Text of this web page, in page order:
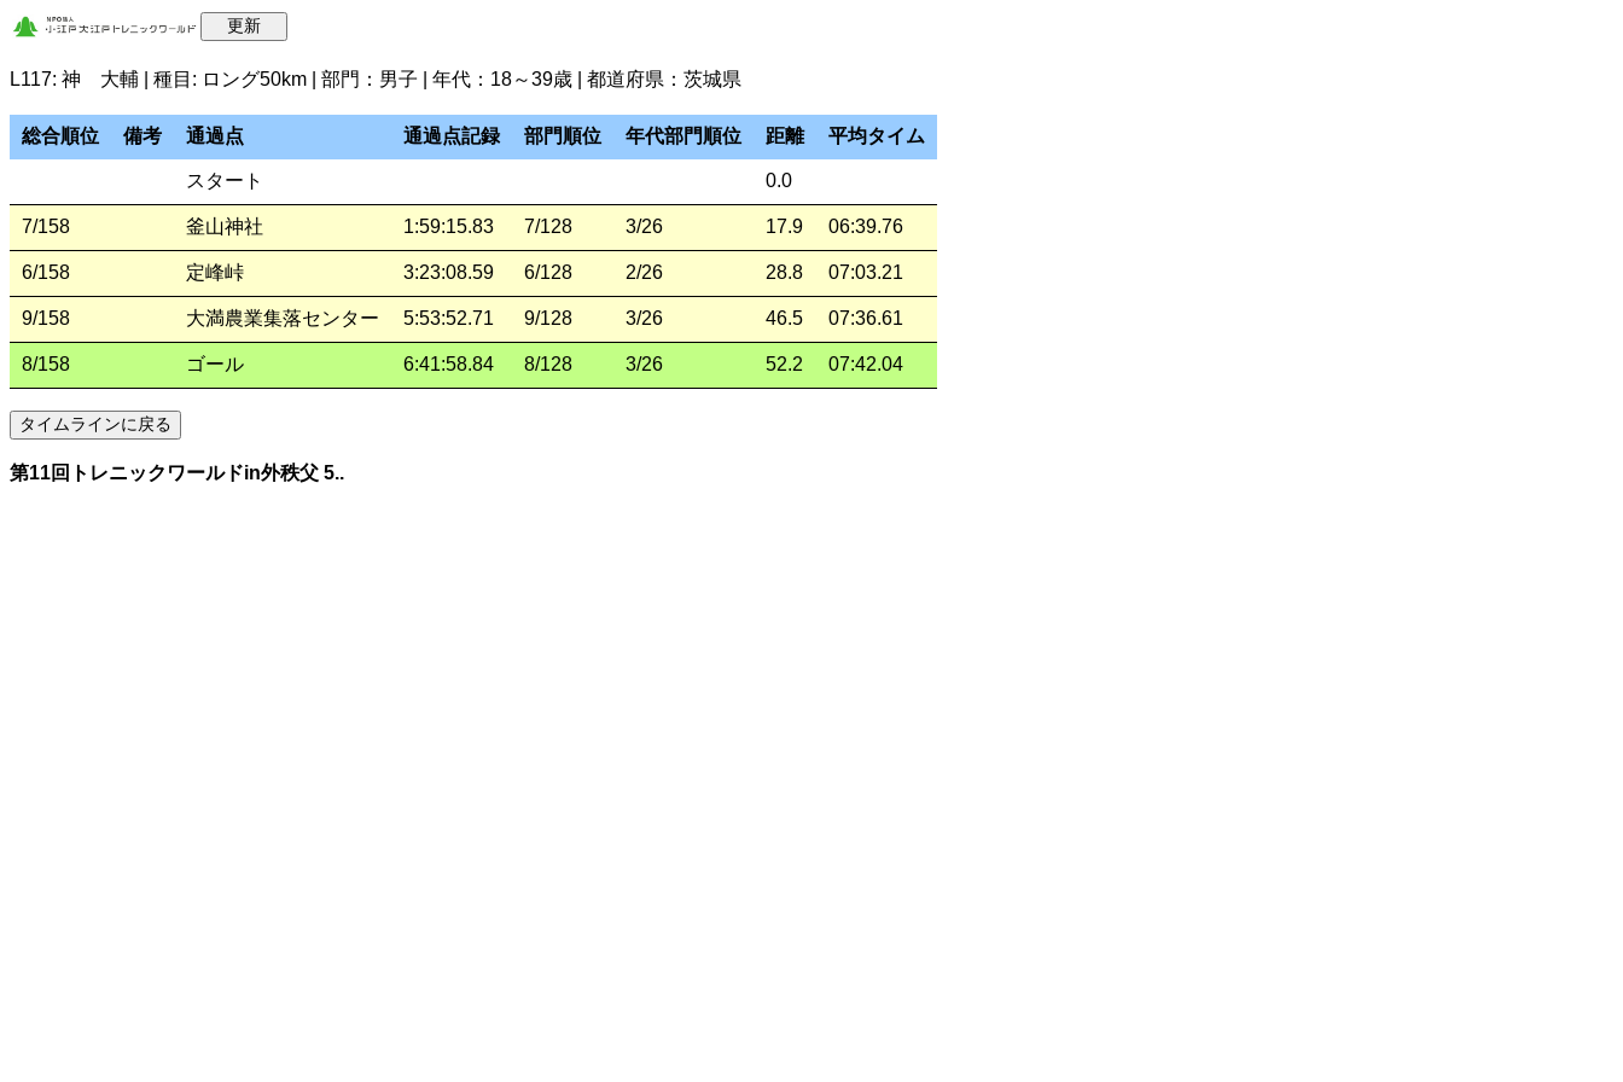
L117: 神 大輔 | 種目: ロング50km | 部門：男子 | 年代：18～39歳 | 都道府県：茨城県
総合順位 備考 通過点 通過点記録 部門順位 年代部門順位 距離 平均タイム
スタート 0.0
7/158 釜山神社 1:59:15.83 7/128 3/26 17.9 06:39.76
6/158 定峰峠 3:23:08.59 6/128 2/26 28.8 07:03.21
9/158 大満農業集落センター 5:53:52.71 9/128 3/26 46.5 07:36.61
8/158 ゴール 6:41:58.84 8/128 3/26 52.2 07:42.04
第11回トレニックワールドin外秩父 5..